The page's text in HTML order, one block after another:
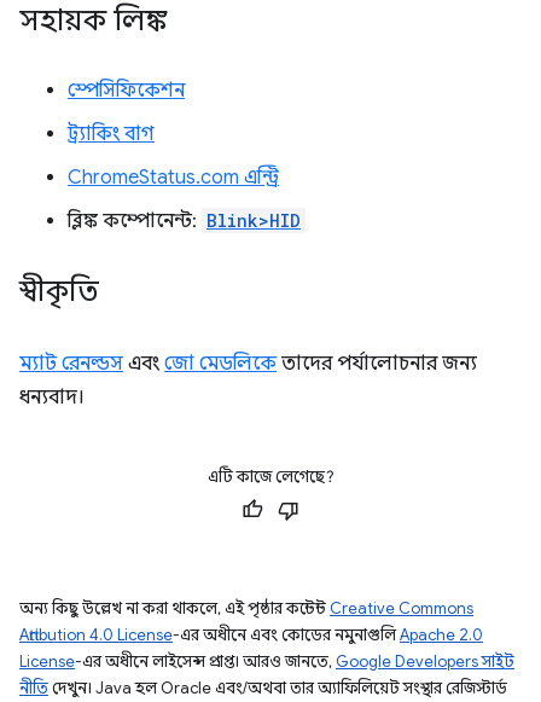
সহায়ক লিঙ্ক
স্পেসিফিকেশন
ট্র্যাকিং বাগ
ChromeStatus.com এন্ট্রি
ব্লিঙ্ক কম্পোনেন্ট: Blink>HID
স্বীকৃতি
ম্যাট রেনল্ডস এবং জো মেডলিকেতাদের পর্যালোচনার জন্য
ধন্যবাদ।
এটি কাজে লেগেছে?
অন্য কিছু উল্লেখ না করা থাকলে, এই পৃষ্ঠার কন্টেন্ট Creative Commons
Attribution 4.0 License-এর অধীনে এবং কোডের নমুনাগুলিApache 2.0
License-এর অধীনে লাইসেন্স প্রাপ্ত। আরও জানতে, Google Developers সাইট
নীতিদেখুন। Java হল Oracle এবং/অথবা তার অ্যাফিলিয়েট সংস্থার রেজিস্টার্ড